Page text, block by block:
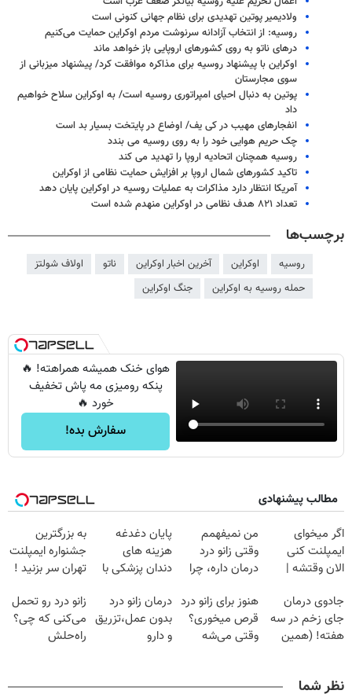
ولادیمیر پوتین تهدیدی برای نظام جهانی کنونی است
روسیه: از انتخاب آزادانه سرنوشت مردم اوکراین حمایت می‌کنیم
درهای ناتو به روی کشورهای اروپایی باز خواهد ماند
اوکراین با پیشنهاد روسیه برای مذاکره موافقت کرد/ پیشنهاد میزبانی از
سوی مجارستان
پوتین به دنبال احیای امپراتوری روسیه است/ به اوکراین سلاح خواهیم
داد
انفجارهای مهیب در کی یف/ اوضاع در پایتخت بسیار بد است
چک حریم هوایی خود را به روی روسیه می بندد
روسیه همچنان اتحادیه اروپا را تهدید می کند
تاکید کشورهای شمال اروپا بر افزایش حمایت نظامی از اوکراین
آمریکا انتظار دارد مذاکرات به عملیات روسیه در اوکراین پایان دهد
تعداد ۸۲۱ هدف نظامی در اوکراین منهدم شده است
برچسب‌ها
روسیه اوکراین آخرین اخبار اوکراین ناتو
اولاف شولتز
حمله روسیه به اوکراین
جنگ اوکراین
هوای خنک همیشه همراهته! 🔥
پنکه رومیزی مه پاش تخفیف
خورد 🔥
سفارش بده!
مطالب پیشنهادی
اگر میخوای
ایمپلنت کنی
الان وقتشه |
میلیون تومان!!!
من نمیفهمم
وقتی زانو درد
درمان داره، چرا
تحمل میکنی؟❗
پایان دغدغه
هزینه های
دندان پزشکی با
خانگی
به بزرگترین
جشنواره ایمپلنت
تهران سر بزنید !
میلیون !
جادوی درمان
جای زخم در سه
هفته! (همین
هنوز برای زانو درد
قرص میخوری؟
وقتی می‌شه
درمان زانو درد
بدون عمل،تزریق
و دارو
زانو درد رو تحمل
می‌کنی که چی؟
راه‌حلش
نظر شما